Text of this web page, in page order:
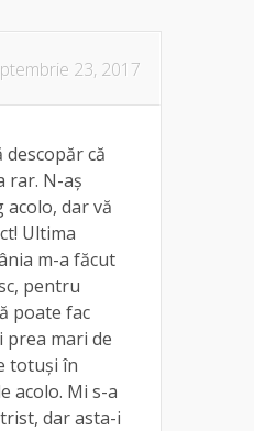
23, 2017
că
rar. N-aș
acolo, dar vă
Ultima
m-a făcut
pentru
poate fac
mari de
totuși în
acolo. Mi s-a
dar asta-i